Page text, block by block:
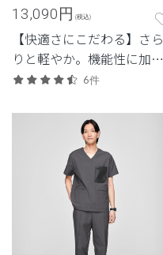
13,090円 (税込)
【快適さにこだわる】さら
りと軽やか。機能性に加
え、見た目のスマートさも
6件